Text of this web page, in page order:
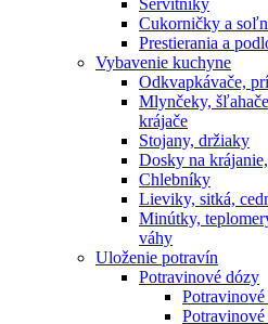
Servítniky
Cukorničky a
Prestierania a
Vybavenie kuchyne
Odkvapkávače,
Mlynčeky,
krájače
Stojany, držiaky
Dosky na
Chlebníky
Lieviky, sitká,
Minútky,
váhy
Uloženie potravín
Potravinové dózy